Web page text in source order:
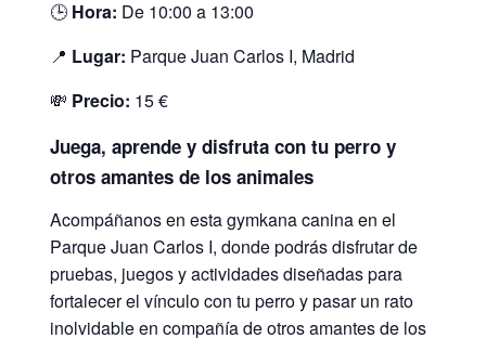
🕒 Hora: De 10:00 a 13:00
📍 Lugar: Parque Juan Carlos I, Madrid
💸 Precio: 15 €
Juega, aprende y disfruta con tu perro y
otros amantes de los animales
Acompáñanos en esta gymkana canina en el
Parque Juan Carlos I, donde podrás disfrutar de
pruebas, juegos y actividades diseñadas para
fortalecer el vínculo con tu perro y pasar un rato
inolvidable en compañía de otros amantes de los